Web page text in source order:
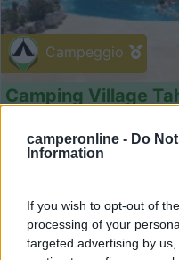
camperonline - Do
Information
If you wish to opt-out of
processing of your
targeted advertising by
Campeggio
Camping Village
Servizi / Posizione